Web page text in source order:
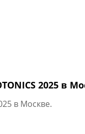
2025 в
в Москве.